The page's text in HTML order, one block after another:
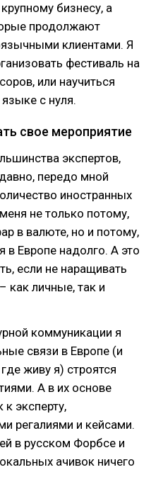
бизнесу, а
продолжают
клиентами. Я
фестиваль на
или научиться
с нуля.
свое мероприятие
экспертов,
передо мной
иностранных
не только потому,
в валюте, но и потому,
в Европе надолго. А это
если не наращивать
как личные, так и
коммуникации я
связи в Европе (и
живу я) строятся
А в их основе
эксперту,
регалиями и кейсами.
в русском Форбсе и
ачивок ничего